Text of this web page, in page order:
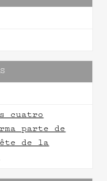
cuatro
parte de
de la